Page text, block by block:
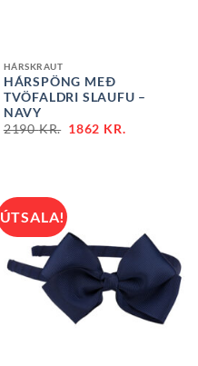
HÁRSKRAUT
HÁRSPÖNG MEÐ
TVÖFALDRI SLAUFU –
NAVY
2190KR. 1862 KR.
ÚTSALA!